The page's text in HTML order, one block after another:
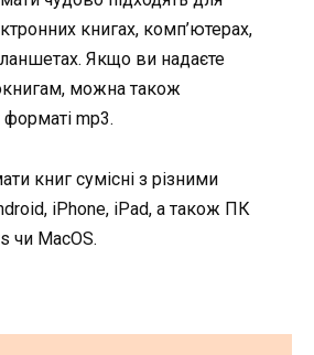
книгах, комп’ютерах,
Якщо ви надаєте
можна також
форматі mp3.
книг сумісні з різними
iPhone, iPad, а також ПК
чи MacOS.